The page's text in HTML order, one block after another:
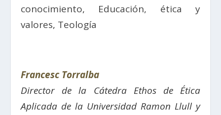
conocimiento, Educación, ética y
valores, Teología
Francesc Torralba
Director de la Cátedra Ethos de Ética
Aplicada de la Universidad Ramon Llull y